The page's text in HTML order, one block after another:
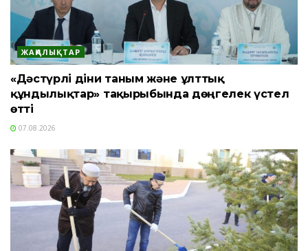
ЖАҢАЛЫҚТАР
«Дәстүрлі діни таным және ұлттық
құндылықтар» тақырыбында дөңгелек үстел
өтті
07.08.2026